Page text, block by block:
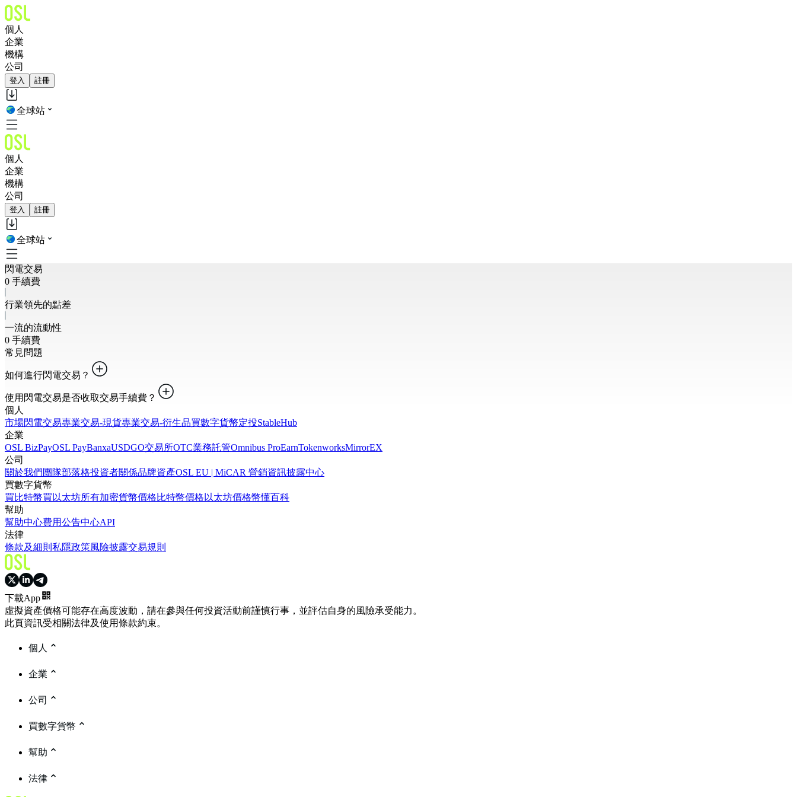
個人
企業
機構
公司
登入 註冊
全球站
個人
企業
機構
公司
登入 註冊
全球站
閃電交易
0 手續費
行業領先的點差
一流的流動性
0 手續費
常見問題
如何進行閃電交易？
使用閃電交易是否收取交易手續費？
個人
市場閃電交易專業交易-現貨專業交易-衍生品買數字貨幣定投StableHub
企業
OSL BizPayOSL PayBanxaUSDGO交易所OTC業務託管Omnibus ProEarnTokenworksMirrorEX
公司
關於我們 團隊部落格投資者關係品牌資產OSL EU | MiCAR 營銷資訊披露中心
買數字貨幣
買比特幣買以太坊所有加密貨幣價格比特幣價格 以太坊價格幣懂百科
幫助
幫助中心費用公告中心API
法律
條款及細則 私隱政策風險披露交易規則
下載App
虛擬資產價格可能存在高度波動，請在參與任何投資活動前謹慎行事，並評估自身的風險承受能力。
此頁資訊受相關法律及使用條款約束。
個人
企業
公司
買數字貨幣
幫助
法律